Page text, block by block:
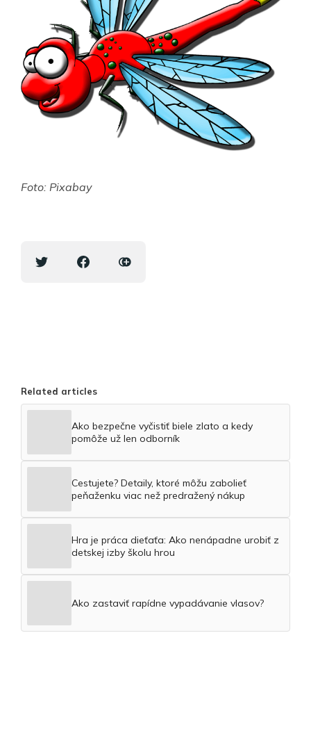
Foto: Pixabay
Related articles
Ako bezpečne vyčistiť biele zlato a kedy
pomôže už len odborník
Cestujete? Detaily, ktoré môžu zabolieť
peňaženku viac než predražený nákup
Hra je práca dieťaťa: Ako nenápadne urobiť z
detskej izby školu hrou
Ako zastaviť rapídne vypadávanie vlasov?